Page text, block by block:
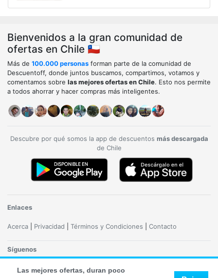
Bienvenidos a la gran comunidad de
ofertas en Chile 🇨🇱
Más de 100.000 personas forman parte de la comunidad de
Descuentoff, donde juntos buscamos, compartimos, votamos y
comentamos sobre las mejores ofertas en Chile. Esto nos permite
a todos ahorrar y hacer compras más inteligentes.
Descubre por qué somos la app de descuentos más descargada
de Chile
Enlaces
Acerca Privacidad Términos y Condiciones Contacto
Síguenos
Las mejores ofertas, duran poco